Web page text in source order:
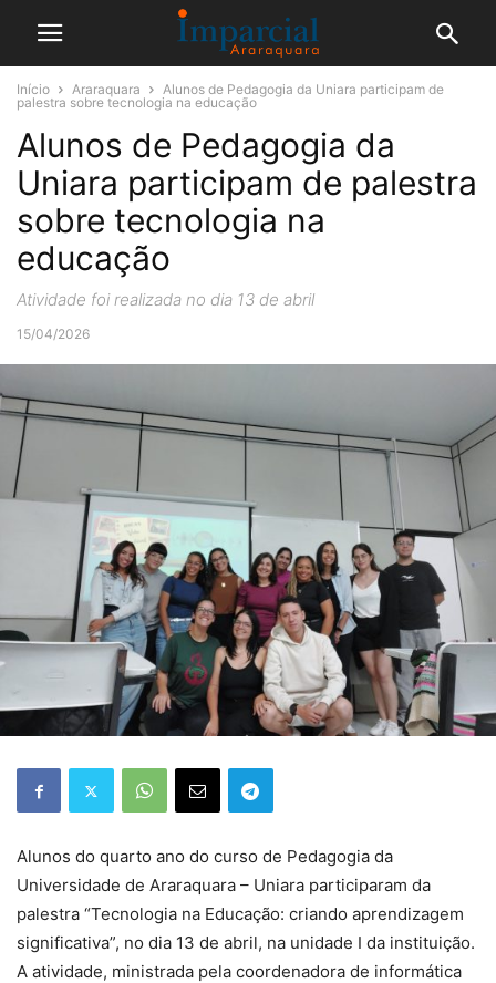
Início Araraquara
Alunos de Pedagogia da Uniara participam de
palestra sobre tecnologia na educação
Alunos de Pedagogia da
Uniara participam de palestra
sobre tecnologia na
educação
Atividade foi realizada no dia 13 de abril
15/04/2026
Alunos do quarto ano do curso de Pedagogia da
Universidade de Araraquara – Uniara participaram da
palestra “Tecnologia na Educação: criando aprendizagem
significativa”, no dia 13 de abril, na unidade I da instituição.
A atividade, ministrada pela coordenadora de informática